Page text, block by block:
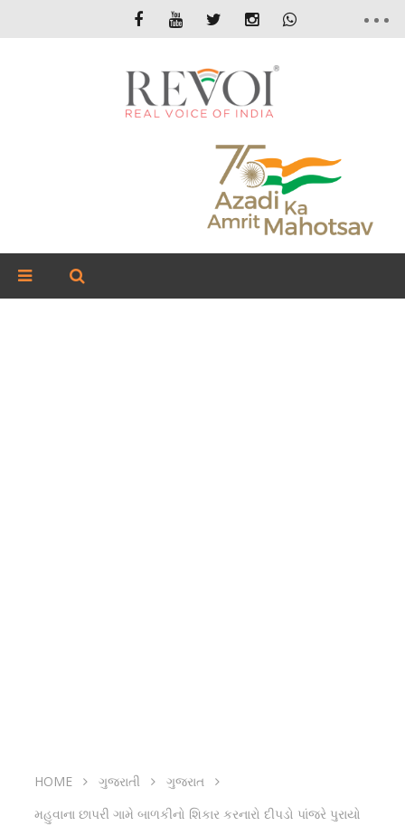
HOME ગુજરાતી
ગુજરાત
મહુવાના છાપરી ગામે બાળકીનો શિકાર કરનારો દીપડો પાંજરે પુરાયો